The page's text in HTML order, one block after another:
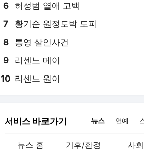
6 허성범 열애 고백
7 황기순 원정도박 도피
8 통영 살인사건
9 리센느 메이
10 리센느 원이
서비스 바로가기 뉴스 연예
뉴스 홈 기후/환경 사회